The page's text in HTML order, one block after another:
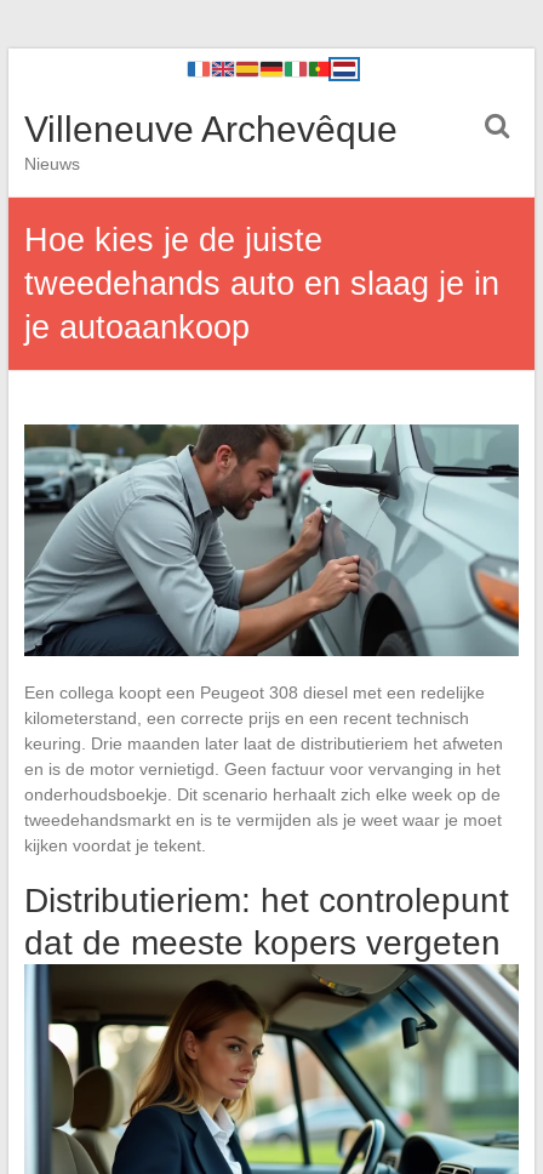
Villeneuve Archevêque
Nieuws
Hoe kies je de juiste
tweedehands auto en slaag je in
je autoaankoop
Een collega koopt een Peugeot 308 diesel met een redelijke
kilometerstand, een correcte prijs en een recent technisch
keuring. Drie maanden later laat de distributieriem het afweten
en is de motor vernietigd. Geen factuur voor vervanging in het
onderhoudsboekje. Dit scenario herhaalt zich elke week op de
tweedehandsmarkt en is te vermijden als je weet waar je moet
kijken voordat je tekent.
Distributieriem: het controlepunt
dat de meeste kopers vergeten